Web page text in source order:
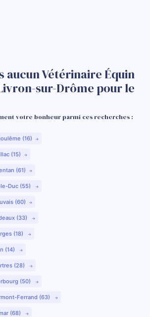
aucun Vétérinaire Équin
sur-Drôme pour le
votre bonheur parmi ces recherches :
(16)
(15)
(61)
Duc (55)
(60)
(33)
(18)
(14)
(28)
(50)
Ferrand (63)
(68)